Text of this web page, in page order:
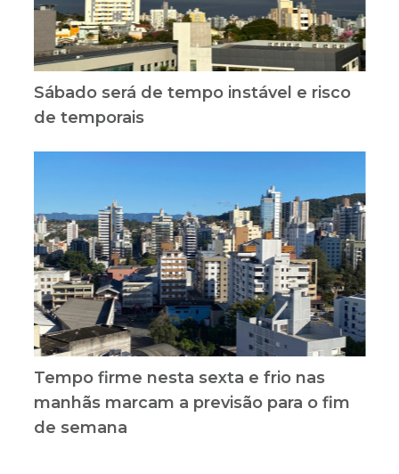
Sábado será de tempo instável e risco
de temporais
Tempo firme nesta sexta e frio nas
manhãs marcam a previsão para o fim
de semana